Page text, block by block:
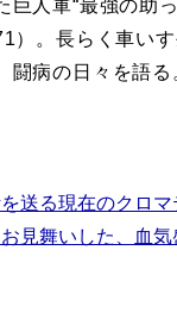
人軍“最強の助っ
）。長らく車い
病の日々を語る
を送る現在のクロ
見舞いした、血気